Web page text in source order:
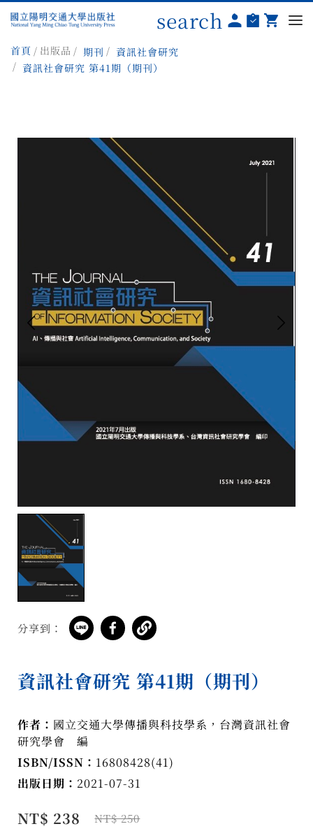
search
首頁 出版品 期刊
資訊社會研究
資訊社會研究 第41期（期刊）
分享到：
資訊社會研究 第41期（期刊）
作者： 國立交通大學傳播與科技學系，台灣資訊社會
研究學會 編
ISBN/ISSN： 16808428(41)
出版日期： 2021-07-31
NT$ 238 NT$ 250